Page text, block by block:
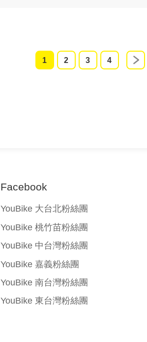
0105951
0109572
0110107
0110930
0113310
1 2 3 4
Facebook
YouBike 大台北粉絲團
YouBike 桃竹苗粉絲團
YouBike 中台灣粉絲團
YouBike 嘉義粉絲團
YouBike 南台灣粉絲團
YouBike 東台灣粉絲團